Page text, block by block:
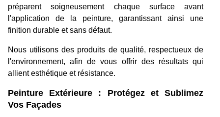
préparent soigneusement chaque surface avant
l'application de la peinture, garantissant ainsi une
finition durable et sans défaut.
Nous utilisons des produits de qualité, respectueux de
l'environnement, afin de vous offrir des résultats qui
allient esthétique et résistance.
Peinture Extérieure : Protégez et Sublimez
Vos Façades